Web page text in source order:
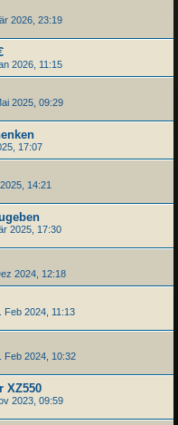
2026, 23:19
2026, 11:15
2025, 09:29
17:07
14:21
2025, 17:30
2024, 12:18
Feb 2024, 11:13
Feb 2024, 10:32
XZ550
2023, 09:59